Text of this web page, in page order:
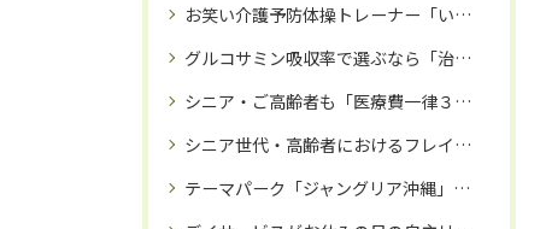
お笑い介護予防体操トレーナー「いぜなひさお」氏による、「笑える❗️介護予防体操教室」が沖縄で大盛況🌺
グルコサミン吸収率で選ぶなら「治療院サプリ」🌺専門家も絶賛サプリ❗️
シニア・ご高齢者も「医療費一律３割負担」目前か⁉️だったら健康寿命を延ばすしかない‼️座ってできる３０分体操🌸DVD「笑える❗️介護予防体操」全国販売中🌸
シニア世代・高齢者におけるフレイル（虚弱）とロコモ予防方法‼️
テーマパーク「ジャングリア沖縄」を満喫したら、那覇市の「訪問ソフト整体院」でリラックス❗️